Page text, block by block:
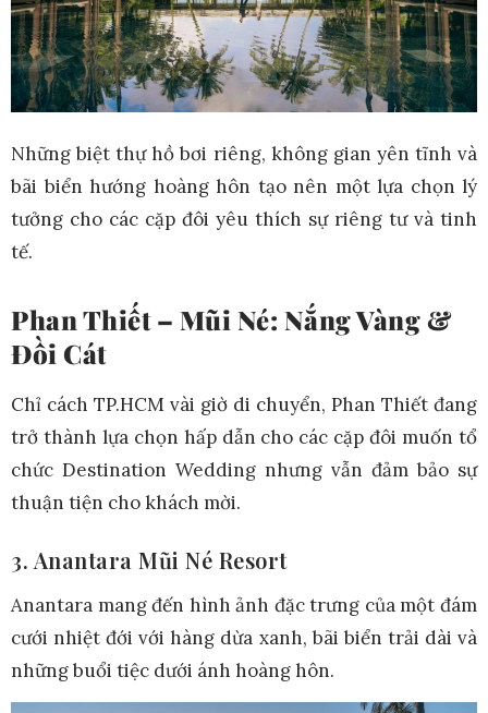
Những biệt thự hồ bơi riêng, không gian yên tĩnh và
bãi biển hướng hoàng hôn tạo nên một lựa chọn lý
tưởng cho các cặp đôi yêu thích sự riêng tư và tinh
tế.
Phan Thiết – Mũi Né: Nắng Vàng &
Đồi Cát
Chỉ cách TP.HCM vài giờ di chuyển, Phan Thiết đang
trở thành lựa chọn hấp dẫn cho các cặp đôi muốn tổ
chức Destination Wedding nhưng vẫn đảm bảo sự
thuận tiện cho khách mời.
3. Anantara Mũi Né Resort
Anantara mang đến hình ảnh đặc trưng của một đám
cưới nhiệt đới với hàng dừa xanh, bãi biển trải dài và
những buổi tiệc dưới ánh hoàng hôn.